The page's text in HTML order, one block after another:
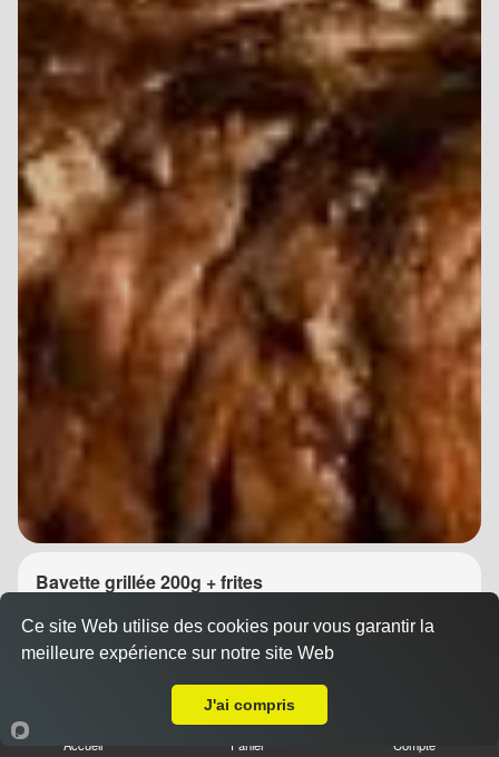
Bavette grillée 200g + frites
Dès14.90 €
Accueil Panier Compte
Ce site Web utilise des cookies pour vous garantir la
meilleure expérience sur notre site Web
J'ai compris